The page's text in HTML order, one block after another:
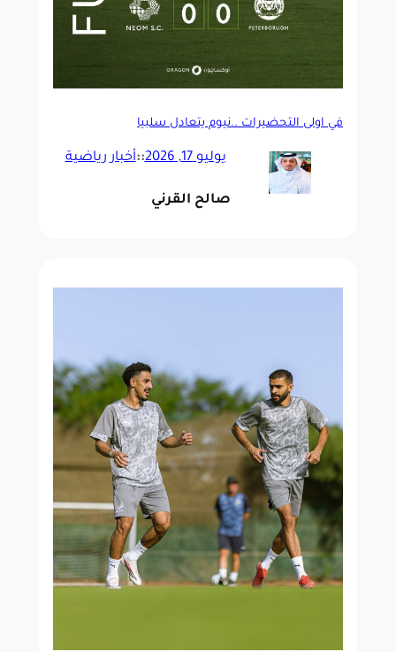
في أولى التحضيرات ..نيوم يتعادل سلبياً
يوليو 17, 2026 ::أخبار رياضية
صالح القرني